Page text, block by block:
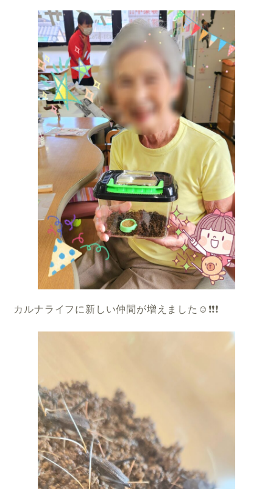
カルナライフに新しい仲間が増えました☺️❗️❗️❗️